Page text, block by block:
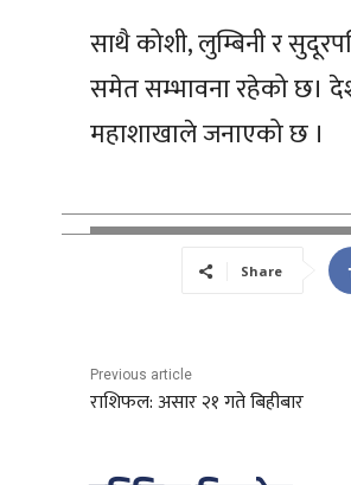
साथै कोशी, लुम्बिनी र
समेत सम्भावना रहेको छ।
महाशाखाले जनाएको छ ।
Share
Previous article
राशिफल: असार २१ गते बिहीबार